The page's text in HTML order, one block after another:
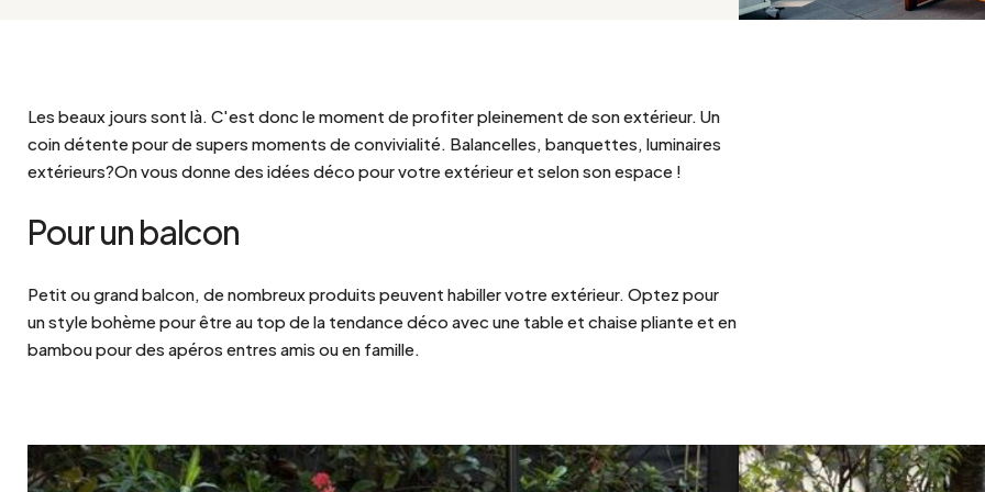
Esprit Haussmannien
Grand hôtel
Zinc et galva
Les beaux jours sont là. C'est donc le moment de profiter pleinement de son extérieur. Un
coin détente pour de supers moments de convivialité. Balancelles, banquettes, luminaires
extérieurs?On vous donne des idées déco pour votre extérieur et selon son espace !
Pour un balcon
Petit ou grand balcon, de nombreux produits peuvent habiller votre extérieur. Optez pour
unstyle bohèmepour être au top de la tendance déco avec une table et chaise pliante et en
bamboupour des apéros entres amis ou en famille.